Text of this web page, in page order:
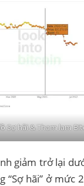
Sợ hãi & Tham lam
giảm trở lại
“Sợ hãi” ở mức